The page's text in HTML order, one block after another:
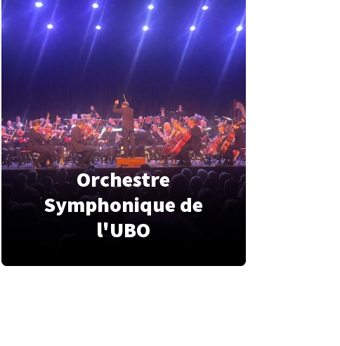
Orchestre
Symphonique de
l'UBO